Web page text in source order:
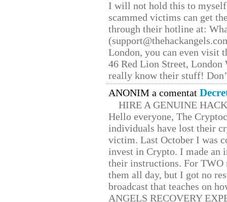
I will not hold this to
scammed victims can get
through their hotline at:
London, you can even visit
46 Red Lion Street, London
really know their stuff!
ANONIM a comentat
HIRE A GENUINE
Hello everyone, The
individuals have lost their
victim. Last October I was
invest in Crypto. I made
their instructions. For TWO
them all day, but I got no
broadcast that teaches on
ANGELS RECOVERY